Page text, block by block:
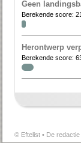
Geen
Berekende score:
Herontwerp
Berekende score:
© Eftelist • De